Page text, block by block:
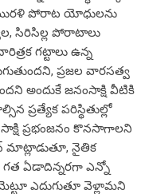
మురళి పోరాట యోధులను
సిరిసిల్ల పోరాటాలు
గట్టాలు ఉన్న
ప్రజల వారసత్వ
అందుకే జనంసాక్షి వీటికి
ప్రత్యేక పరిస్థితుల్లో
ప్రభంజనం కొనసాగాలని
మాట్లాడుతూ, నైతిక
గత ఏడాదిన్నరగా ఎన్నో
ఎదుగుతూ వెళ్లామని